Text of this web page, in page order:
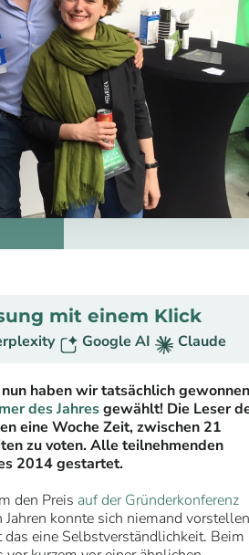
mit einem Klick
Google AI Claude
haben wir tatsächlich
des Jahresgewählt! Die Leser
eine Woche Zeit, zwischen 21
zu voten. Alle teilnehmenden
2014 gestartet.
den Preis auf der Gründerkonferenz
Jahren konnte sich niemand
eine Selbstverständlichkeit. Beim